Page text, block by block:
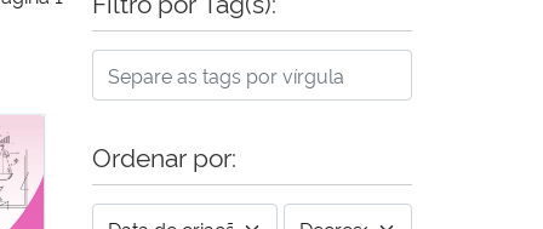
Ordenar por: